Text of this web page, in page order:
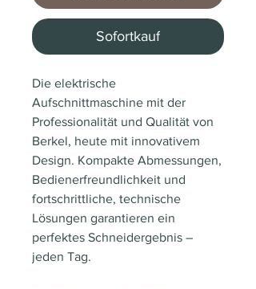
Sofortkauf
Die elektrische
Aufschnittmaschine mit der
Professionalität und Qualität von
Berkel, heute mit innovativem
Design. Kompakte Abmessungen,
Bedienerfreundlichkeit und
fortschrittliche, technische
Lösungen garantieren ein
perfektes Schneidergebnis –
jeden Tag.